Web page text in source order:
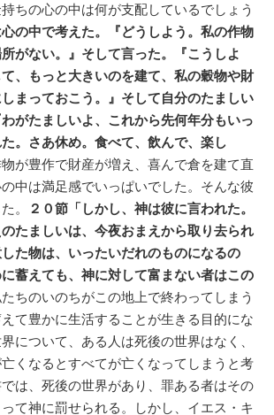
ちの心の中は何が支配しているでしょう
心の中で考えた。『どうしよう。私の作物
がない。』そして言った。『こうしよ
、もっと大きいのを建て、私の穀物や財
まっておこう。』そして自分のたましい
がたましいよ、これから先何年分もいっ
。さあ休め。食べて、飲んで、楽し
が豊作で財産が増え、喜んで倉を建て直
中は満足感でいっぱいでした。そんな彼
。
２０節「しかし、神は彼に言われた。
のたましいは、今夜おまえから取り去られ
た物は、いったいだれのものになるの
蓄えても、神に対して富まない者はこの
ちのいのちがこの地上で終わってしまう
て豊かに生活することが生きる目的にな
について、ある人は死後の世界はなく、
くなるとすべてが亡くなってしまうと考
は、死後の世界があり、罪ある者はその
て神に罰せられる。しかし、イエス・キ